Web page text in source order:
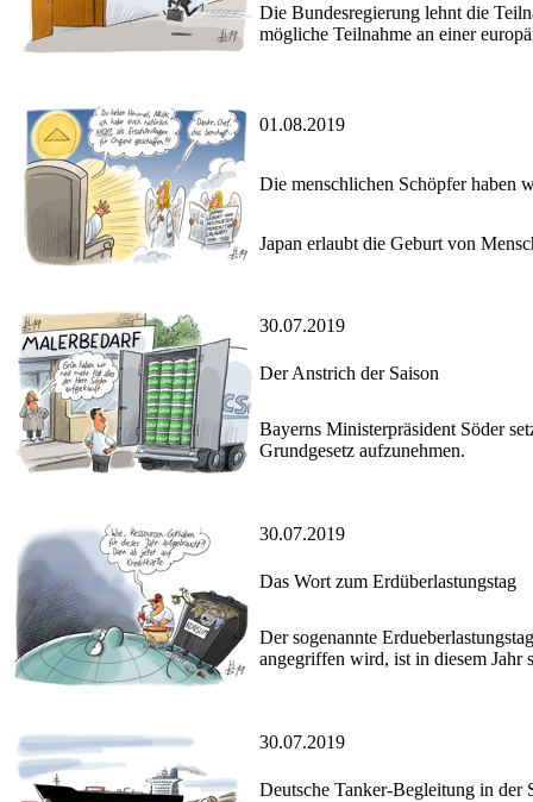
Die Bundesregierung lehnt die
mögliche Teilnahme an einer
01.08.2019
Die menschlichen Schöpfer haben
Japan erlaubt die Geburt von
30.07.2019
Der Anstrich der Saison
Bayerns Ministerpräsident Söder
Grundgesetz aufzunehmen.
30.07.2019
Das Wort zum Erdüberlastungstag
Der sogenannte
angegriffen wird, ist in diesem Jahr
30.07.2019
Deutsche Tanker-Begleitung in der